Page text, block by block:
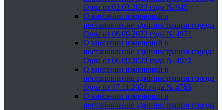
Орла от 02.03.2022 года № 945
О внесении изменений в
постановление администрации города
Орла от 06.09.2022 года № 4971
О внесении изменений в
постановление администрации города
Орла от 06.09.2022 года № 4972
О внесении изменений в
постановление администрации города
Орла от 17.11.2021 года № 4765
О внесении изменений в
постановление администрации города